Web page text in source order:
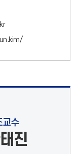
교수
진